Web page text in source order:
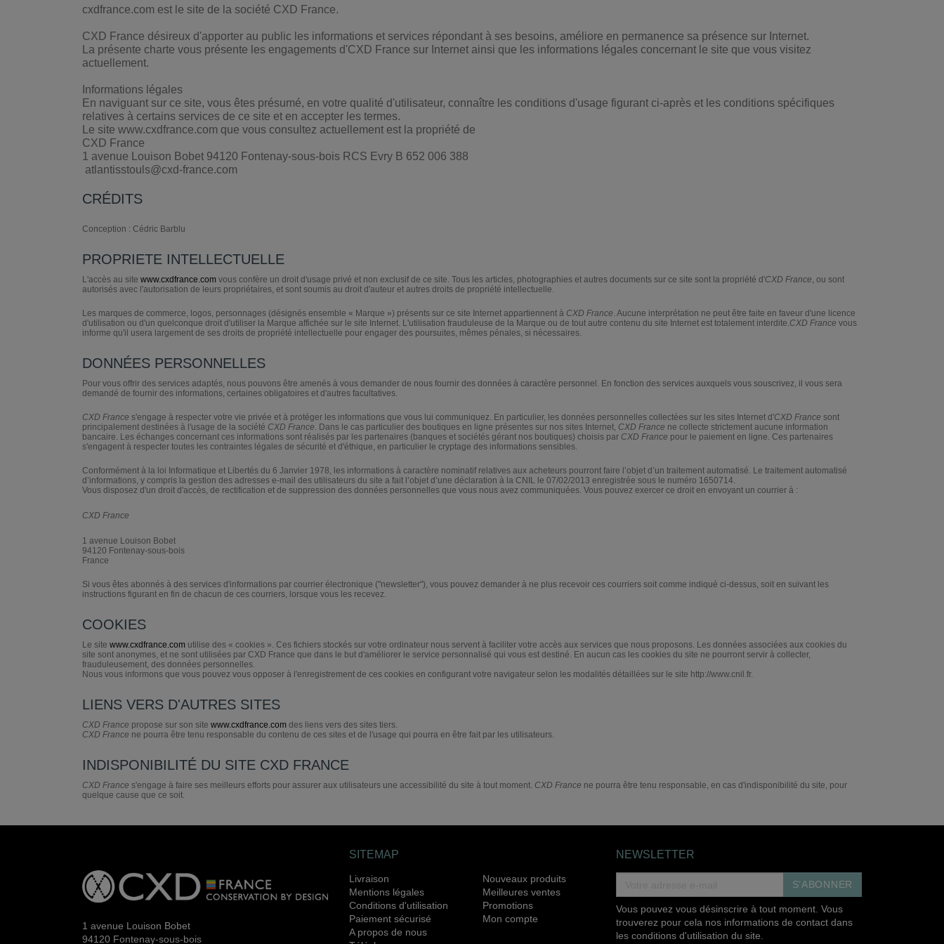
cxdfrance.com est le site de la société CXD France.
CXD France désireux d'apporter au public les informations et services répondant à ses besoins, améliore en permanence sa présence sur Internet.
La présente charte vous présente les engagements d'CXD France sur Internet ainsi que les informations légales concernant le site que vous visitez
actuellement.
Informations légales
En naviguant sur ce site, vous êtes présumé, en votre qualité d'utilisateur, connaître les conditions d'usage figurant ci-après et les conditions spécifiques
relatives à certains services de ce site et en accepter les termes.
Le site www.cxdfrance.com que vous consultez actuellement est la propriété de
CXD France
1 avenue Louison Bobet 94120 Fontenay-sous-bois RCS Evry B 652 006 388
atlantisstouls@cxd-france.com
CRÉDITS
Conception : Cédric Barblu
PROPRIETE INTELLECTUELLE
L'accès au site www.cxdfrance.com vous confère un droit d'usage privé et non exclusif de ce site. Tous les articles, photographies et autres documents sur ce site sont la propriété d'CXD France, ou sont
autorisés avec l'autorisation de leurs propriétaires, et sont soumis au droit d'auteur et autres droits de propriété intellectuelle.
Les marques de commerce, logos, personnages (désignés ensemble « Marque ») présents sur ce site Internet appartiennent à CXD France. Aucune interprétation ne peut être faite en faveur d'une licence
d'utilisation ou d'un quelconque droit d'utiliser la Marque affichée sur le site Internet. L'utilisation frauduleuse de la Marque ou de tout autre contenu du site Internet est totalement interdite.CXD France vous
informe qu'il usera largement de ses droits de propriété intellectuelle pour engager des poursuites, mêmes pénales, si nécessaires.
DONNÉES PERSONNELLES
Pour vous offrir des services adaptés, nous pouvons être amenés à vous demander de nous fournir des données à caractère personnel. En fonction des services auxquels vous souscrivez, il vous sera
demandé de fournir des informations, certaines obligatoires et d'autres facultatives.
CXD France s'engage à respecter votre vie privée et à protéger les informations que vous lui communiquez. En particulier, les données personnelles collectées sur les sites Internet d'CXD France sont
principalement destinées à l'usage de la société CXD France. Dans le cas particulier des boutiques en ligne présentes sur nos sites Internet, CXD France ne collecte strictement aucune information
bancaire. Les échanges concernant ces informations sont réalisés par les partenaires (banques et sociétés gérant nos boutiques) choisis par CXD France pour le paiement en ligne. Ces partenaires
s'engagent à respecter toutes les contraintes légales de sécurité et d'éthique, en particulier le cryptage des informations sensibles.
Conformément à la loi Informatique et Libertés du 6 Janvier 1978, les informations à caractère nominatif relatives aux acheteurs pourront faire l’objet d’un traitement automatisé. Le traitement automatisé
d’informations, y compris la gestion des adresses e-mail des utilisateurs du site a fait l’objet d’une déclaration à la CNIL le 07/02/2013 enregistrée sous le numéro 1650714.
Vous disposez d'un droit d'accès, de rectification et de suppression des données personnelles que vous nous avez communiquées. Vous pouvez exercer ce droit en envoyant un courrier à :
CXD France
1 avenue Louison Bobet
94120 Fontenay-sous-bois
France
Si vous êtes abonnés à des services d'informations par courrier électronique ("newsletter"), vous pouvez demander à ne plus recevoir ces courriers soit comme indiqué ci-dessus, soit en suivant les
instructions figurant en fin de chacun de ces courriers, lorsque vous les recevez.
COOKIES
Le site www.cxdfrance.com utilise des « cookies ». Ces fichiers stockés sur votre ordinateur nous servent à faciliter votre accès aux services que nous proposons. Les données associées aux cookies du
site sont anonymes, et ne sont utilisées par CXD France que dans le but d'améliorer le service personnalisé qui vous est destiné. En aucun cas les cookies du site ne pourront servir à collecter,
frauduleusement, des données personnelles.
Nous vous informons que vous pouvez vous opposer à l'enregistrement de ces cookies en configurant votre navigateur selon les modalités détaillées sur le site http://www.cnil.fr.
LIENS VERS D'AUTRES SITES
CXD France propose sur son site www.cxdfrance.com des liens vers des sites tiers.
CXD France ne pourra être tenu responsable du contenu de ces sites et de l'usage qui pourra en être fait par les utilisateurs.
INDISPONIBILITÉ DU SITE CXD FRANCE
CXD France s'engage à faire ses meilleurs efforts pour assurer aux utilisateurs une accessibilité du site à tout moment. CXD France ne pourra être tenu responsable, en cas d'indisponibilité du site, pour
quelque cause que ce soit.
1 avenue Louison Bobet
94120 Fontenay-sous-bois
SITEMAP
Livraison
Mentions légales
Conditions d'utilisation
Paiement sécurisé
A propos de nous
Nouveaux produits
Meilleures ventes
Promotions
Mon compte
NEWSLETTER
S’ABONNER
Vous pouvez vous désinscrire à tout moment. Vous
trouverez pour cela nos informations de contact dans
les conditions d'utilisation du site.